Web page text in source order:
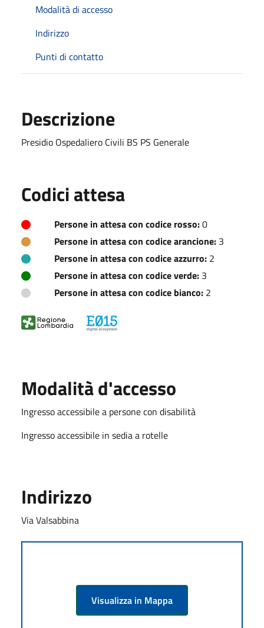
Modalità di accesso
Indirizzo
Punti di contatto
Descrizione
Presidio Ospedaliero Civili BS PS Generale
Codici attesa
Persone in attesa con codice rosso:0
Persone in attesa con codice arancione: 3
Persone in attesa con codice azzurro: 2
Persone in attesa con codice verde: 3
Persone in attesa con codice bianco: 2
Modalità d'accesso
Ingresso accessibile a persone con disabilità
Ingresso accessibile in sedia a rotelle
Indirizzo
Via Valsabbina
Visualizza in Mappa